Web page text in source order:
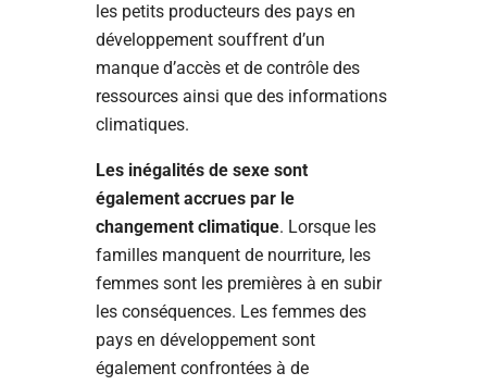
les petits producteurs des pays en
développement souffrent d’un
manque d’accès et de contrôle des
ressources ainsi que des informations
climatiques.
Les inégalités de sexe sont
également accrues par le
changement climatique. Lorsque les
familles manquent de nourriture, les
femmes sont les premières à en subir
les conséquences. Les femmes des
pays en développement sont
également confrontées à de